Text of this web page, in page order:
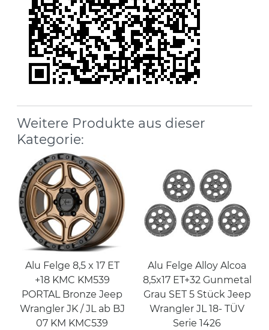
Weitere Produkte aus dieser
Kategorie:
Alu Felge 8,5 x 17 ET
+18 KMC KM539
PORTAL Bronze Jeep
Wrangler JK / JL ab BJ
07 KM KMC539
Alu Felge Alloy Alcoa
8,5x17 ET+32 Gunmetal
Grau SET 5 Stück Jeep
Wrangler JL 18- TÜV
Serie 1426